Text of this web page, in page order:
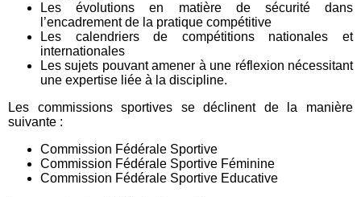
Les évolutions en matière de sécurité dans
l’encadrement de la pratique compétitive
Les calendriers de compétitions nationales et
internationales
Les sujets pouvant amener à une réflexion nécessitant
une expertise liée à la discipline.
Les commissions sportives se déclinent de la manière
suivante :
Commission Fédérale Sportive
Commission Fédérale Sportive Féminine
Commission Fédérale Sportive Educative